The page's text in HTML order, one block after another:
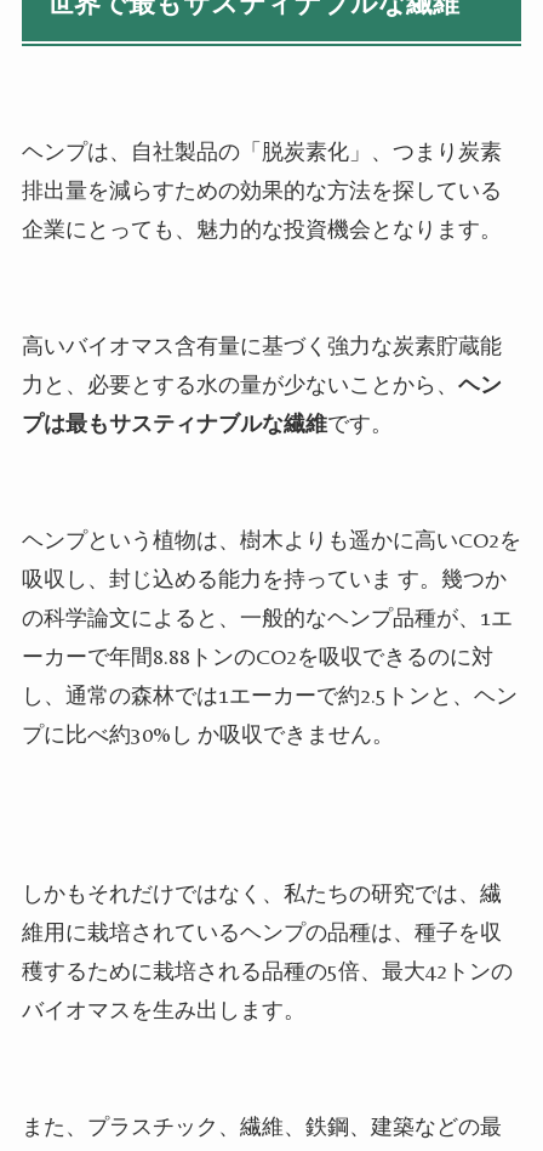
ヘンプは、自社製品の「脱炭素化」、つまり炭素
排出量を減らすための効果的な方法を探している
企業にとっても、魅力的な投資機会となります。
高いバイオマス含有量に基づく強力な炭素貯蔵能
力と、必要とする水の量が少ないことから、 ヘン
プは最もサスティナブルな繊維です。
ヘンプという植物は、樹木よりも遥かに高いCO2を
吸収し、封じ込める能力を持っていま す。幾つか
の科学論文によると、一般的なヘンプ品種が、 1エ
ーカーで年間8.88 トンのCO2を吸収できるのに対
し、通常の森林では1エーカーで約2.5トンと、ヘン
プに比べ約30%し か吸収できません。
しかもそれだけではなく、私たちの研究では、繊
維用に栽培されているヘンプの品種は、種子を収
穫するために栽培される品種の5倍、最大42 トンの
バイオマスを生み出します。
また、プラスチック、繊維、鉄鋼、建築などの最